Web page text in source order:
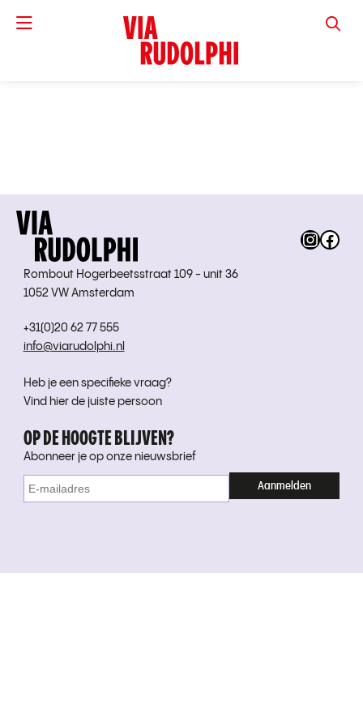
VIA
Rombout Hogerbeetsstraat 109 - unit 36
1052 VW Amsterdam
+31(0)20 62 77 555
info@viarudolphi.nl
Heb je een specifieke vraag?
Vind hier de juiste persoon
OP DE HOOGTE BLIJVEN?
Abonneer je op onze nieuwsbrief